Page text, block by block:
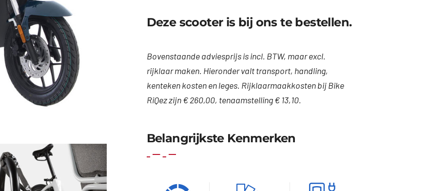
Deze scooter is bij ons te bestellen.
Bovenstaande adviesprijs is incl. BTW, maar excl.
rijklaar maken. Hieronder valt transport, handling,
kenteken kosten en leges. Rijklaarmaakkosten bij Bike
RiQez zijn € 260,00, tenaamstelling € 13,10.
Belangrijkste Kenmerken